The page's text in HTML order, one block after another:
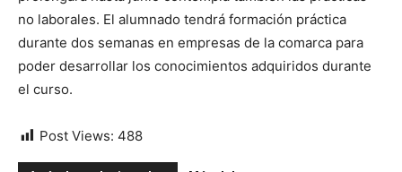
no laborales. El alumnado tendrá formación práctica
durante dos semanas en empresas de la comarca para
poder desarrollar los conocimientos adquiridos durante
el curso.
Post Views: 488